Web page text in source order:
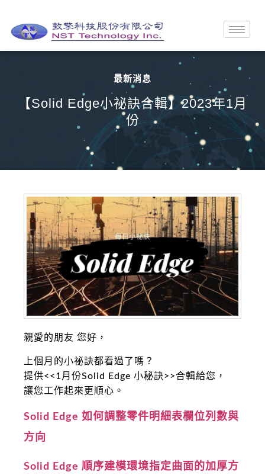
最新消息
【Solid Edge小祕訣合輯】2023年1月
份
親愛的朋友 您好，
上個月的小祕訣都看過了嗎？
提供<<1月份Solid Edge 小秘訣>>合輯給您，
讓您工作起來更順心。
Solid Edge 如何調整零件明細表欄位列數與
方向
Solid Edge 順序建模環境指定曲面的加厚方